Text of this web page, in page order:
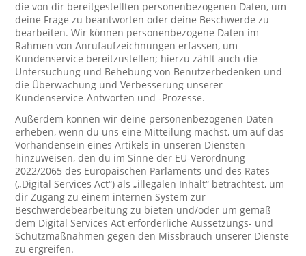
die von dir bereitgestellten personenbezogenen Daten, um
deine Frage zu beantworten oder deine Beschwerde zu
bearbeiten. Wir können personenbezogene Daten im
Rahmen von Anrufaufzeichnungen erfassen, um
Kundenservice bereitzustellen; hierzu zählt auch die
Untersuchung und Behebung von Benutzerbedenken und
die Überwachung und Verbesserung unserer
Kundenservice-Antworten und -Prozesse.
Außerdem können wir deine personenbezogenen Daten
erheben, wenn du uns eine Mitteilung machst, um auf das
Vorhandensein eines Artikels in unseren Diensten
hinzuweisen, den du im Sinne der EU-Verordnung
2022/2065 des Europäischen Parlaments und des Rates
(„Digital Services Act“) als „illegalen Inhalt“ betrachtest, um
dir Zugang zu einem internen System zur
Beschwerdebearbeitung zu bieten und/oder um gemäß
dem Digital Services Act erforderliche Aussetzungs- und
Schutzmaßnahmen gegen den Missbrauch unserer Dienste
zu ergreifen.